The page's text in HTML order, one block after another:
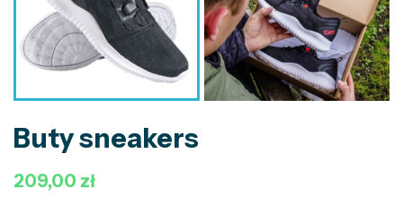
Buty sneakers
209,00 zł